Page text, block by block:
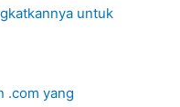
untuk
.com yang